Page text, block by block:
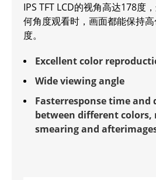
IPS TFT LCD的视角高达178度
何角度观看时，画面都能保持
度。
Excellent color
Wide viewing angle
Fasterresponse time and
between different colors,
smearing and